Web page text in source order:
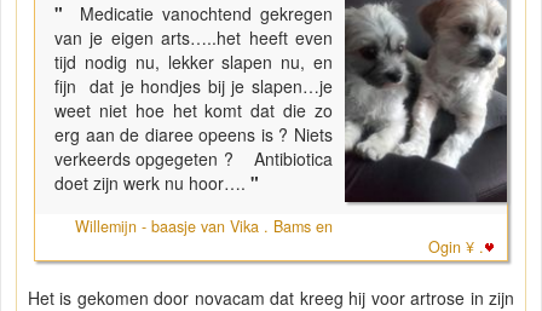
"
Medicatie vanochtend gekregen
van je eigen arts…..het heeft even
tijd nodig nu, lekker slapen nu, en
fijn dat je hondjes bij je slapen…je
weet niet hoe het komt dat die zo
erg aan de diaree opeens is ? Niets
verkeerds opgegeten ? Antibiotica
doet zijn werk nu hoor…. "
Willemijn - baasje van Vika . Bams en
Ogin ¥ .
Het is gekomen door novacam dat kreeg hij voor artrose in zijn